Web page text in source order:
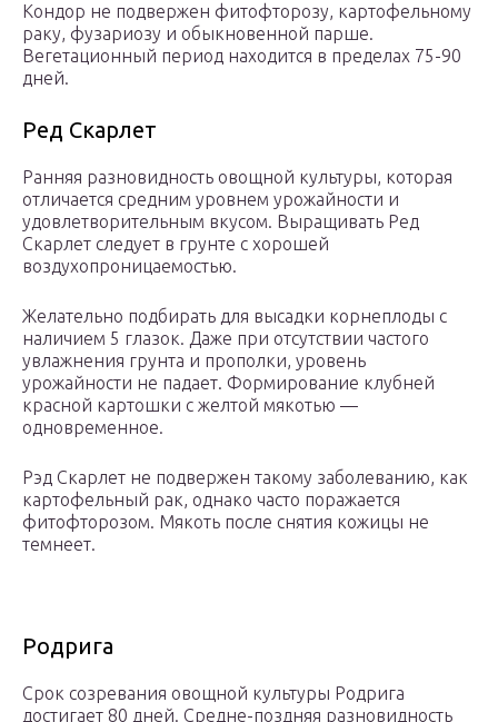
Кондор не подвержен фитофторозу, картофельному
раку, фузариозу и обыкновенной парше.
Вегетационный период находится в пределах 75-90
дней.
Ред Скарлет
Ранняя разновидность овощной культуры, которая
отличается средним уровнем урожайности и
удовлетворительным вкусом. Выращивать Ред
Скарлет следует в грунте с хорошей
воздухопроницаемостью.
Желательно подбирать для высадки корнеплоды с
наличием 5 глазок. Даже при отсутствии частого
увлажнения грунта и прополки, уровень
урожайности не падает. Формирование клубней
красной картошки с желтой мякотью —
одновременное.
Рэд Скарлет не подвержен такому заболеванию, как
картофельный рак, однако часто поражается
фитофторозом. Мякоть после снятия кожицы не
темнеет.
Родрига
Срок созревания овощной культуры Родрига
достигает 80 дней. Средне-поздняя разновидность